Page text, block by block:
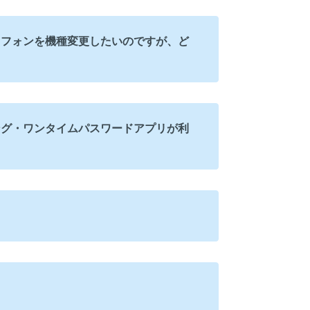
ォンを機種変更したいのですが、ど
・ワンタイムパスワードアプリが利